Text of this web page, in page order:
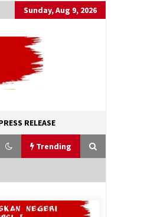
Sunday, Aug 9, 2026
RELEASE
Trending
Awalnya Tidak